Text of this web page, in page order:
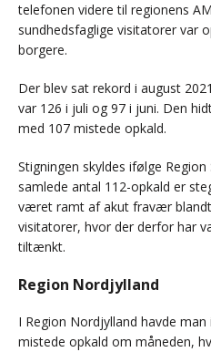
telefonen videre til regionens
sundhedsfaglige visitatorer var
borgere.
Der blev sat rekord i august
var 126 i juli og 97 i juni. Den
med 107 mistede opkald.
Stigningen skyldes ifølge
samlede antal 112-opkald er
været ramt af akut fravær blandt
visitatorer, hvor der derfor har
tiltænkt.
Region Nordjylland
I Region Nordjylland havde
mistede opkald om måneden,